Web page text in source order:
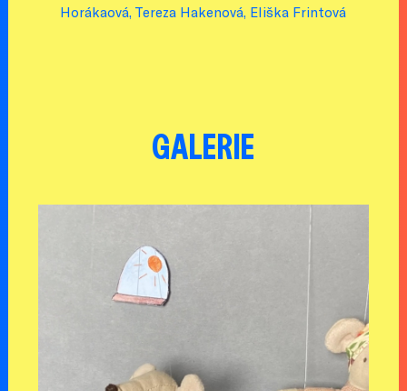
Horákaová, Tereza Hakenová, Eliška Frintová
GALERIE